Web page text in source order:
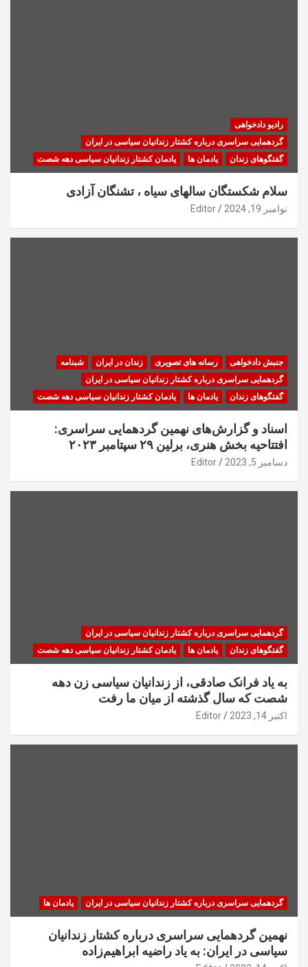
رادیو دادخواهی
گردهمایی سراسری درباره کشتار زندانیان سیاسی در ایران
گفتگوهای زندان
یادمان ها یادمان کشتار زندانیان سیاسی دهه شصت
سلام شکستگان سالهای سیاه ، تشنگان آزادی
نوامبر 19, 2024 Editor
جنبش دادخواهی رسانه های تصویری زندان در ایران
شبنامه
گردهمایی سراسری درباره کشتار زندانیان سیاسی در ایران
گفتگوهای زندان
یادمان ها یادمان کشتار زندانیان سیاسی دهه شصت
اسناد و گزارش‌های نهمین گردهمایی سراسری:
افتتاحیه بخش هنری، برلین ۲۹ سپتامبر ۲۰۲۳
دسامبر 5, 2023 Editor
گردهمایی سراسری درباره کشتار زندانیان سیاسی در ایران
گفتگوهای زندان
یادمان ها یادمان کشتار زندانیان سیاسی دهه شصت
به یاد فرانک صادقی، از زندانیان سیاسی زن دهه
شصت که سال گذشته از میان ما رفت
اکتبر 14, 2023 Editor
گردهمایی سراسری درباره کشتار زندانیان سیاسی در ایران یادمان ها
نهمین گردهمایی سراسری درباره کشتار زندانیان
سیاسی در ایران: به یاد راضیه ابراهیم‌زاده